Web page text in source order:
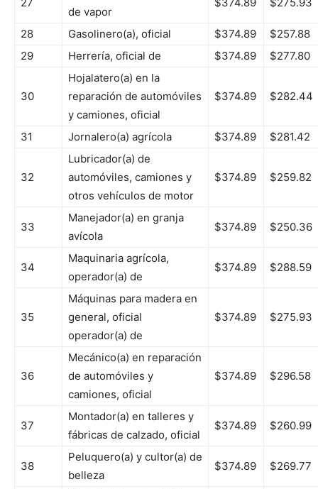
de vapor
28 Gasolinero(a), oficial $374.89
$257.88
29
Herrería, oficial de $374.89 $277.80
30
Hojalatero(a) en la
reparación de automóviles
y camiones, oficial
$374.89 $282.44
31 Jornalero(a) agrícola $374.89 $281.42
32
Lubricador(a) de
automóviles, camiones y
otros vehículos de motor
$374.89 $259.82
33
Manejador(a) en granja
avícola
$374.89 $250.36
34
Maquinaria agrícola,
operador(a) de
$374.89 $288.59
35
Máquinas para madera en
general, oficial
operador(a) de
$374.89 $275.93
36
Mecánico(a) en reparación
de automóviles y
camiones, oficial
$374.89 $296.58
37
Montador(a) en talleres y
fábricas de calzado, oficial
$374.89 $260.99
38
Peluquero(a) y cultor(a) de
belleza
$374.89 $269.77